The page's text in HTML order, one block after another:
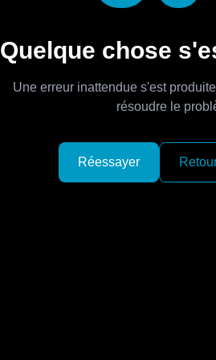
Quelque chose
Une erreur inattendue s'est
résoudre le
Réessayer